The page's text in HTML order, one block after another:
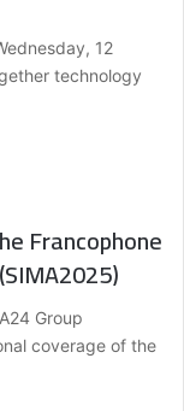
12
technology
Francophone
Group
coverage of the